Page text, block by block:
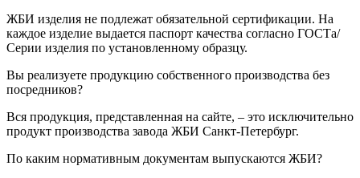
ЖБИ изделия не подлежат обязательной сертификации. На
каждое изделие выдается паспорт качества согласно ГОСТа/
Серии изделия по установленному образцу.
Вы реализуете продукцию собственного производства без
посредников?
Вся продукция, представленная на сайте, – это исключительно
продукт производства завода ЖБИ Санкт-Петербург.
По каким нормативным документам выпускаются ЖБИ?